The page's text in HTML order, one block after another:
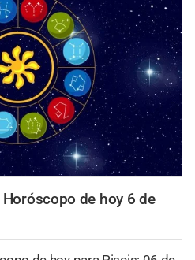
Horóscopo de hoy 6 de